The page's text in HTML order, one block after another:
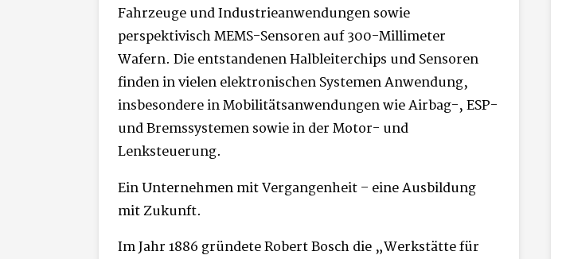
Fahrzeuge und Industrieanwendungen sowie
perspektivisch MEMS-Sensoren auf 300-Millimeter
Wafern. Die entstandenen Halbleiterchips und Sensoren
finden in vielen elektronischen Systemen Anwendung,
insbesondere in Mobilitätsanwendungen wie Airbag-, ESP-
und Bremssystemen sowie in der Motor- und
Lenksteuerung.
Ein Unternehmen mit Vergangenheit – eine Ausbildung
mit Zukunft.
Im Jahr 1886 gründete Robert Bosch die „Werkstätte für